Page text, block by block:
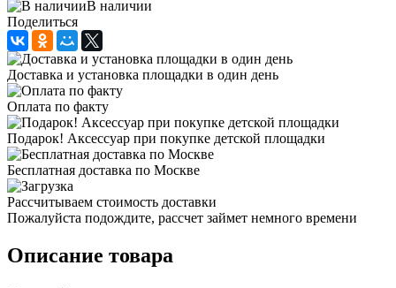
В наличии
Поделиться
Доставка и установка площадки в один день
Оплата по факту
Подарок! Аксессуар при покупке детской площадки
Бесплатная доставка по Москве
Рассчитываем стоимость доставки
Пожалуйста подождите, рассчет займет немного времени
Описание товара